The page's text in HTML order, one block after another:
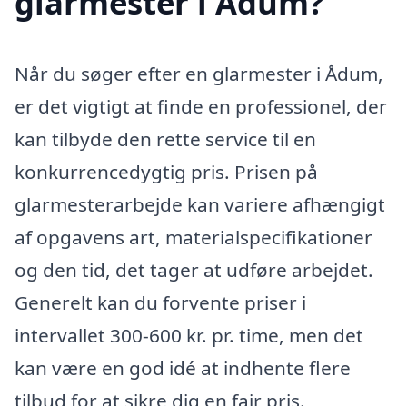
Når du søger efter en glarmester i Ådum,
er det vigtigt at finde en professionel, der
kan tilbyde den rette service til en
konkurrencedygtig pris. Prisen på
glarmesterarbejde kan variere afhængigt
af opgavens art, materialspecifikationer
og den tid, det tager at udføre arbejdet.
Generelt kan du forvente priser i
intervallet 300-600 kr. pr. time, men det
kan være en god idé at indhente flere
tilbud for at sikre dig en fair pris.